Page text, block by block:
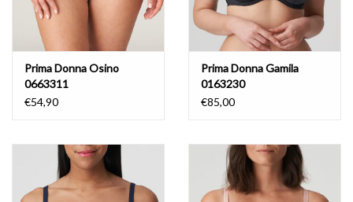
Prima Donna Osino
0663311
€54,90
Prima Donna Gamila
0163230
€85,00